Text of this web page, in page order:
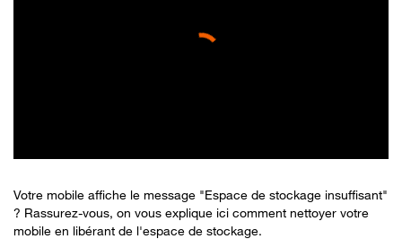
Votre mobile affiche le message "Espace de stockage insuffisant"
? Rassurez-vous, on vous explique ici comment nettoyer votre
mobile en libérant de l'espace de stockage.